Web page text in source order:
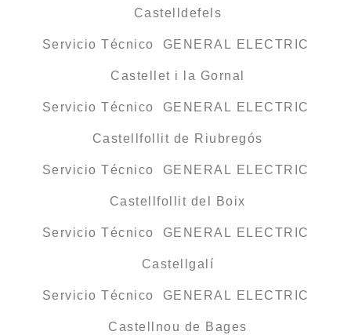
Castelldefels
Servicio Técnico GENERAL ELECTRIC
Castellet i la Gornal
Servicio Técnico GENERAL ELECTRIC
Castellfollit de Riubregós
Servicio Técnico GENERAL ELECTRIC
Castellfollit del Boix
Servicio Técnico GENERAL ELECTRIC
Castellgalí
Servicio Técnico GENERAL ELECTRIC
Castellnou de Bages